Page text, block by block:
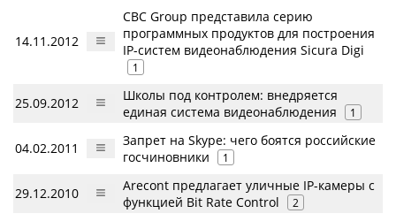
14.11.2012
CBC Group представила серию
программных продуктов для построения
IP-систем видеонаблюдения Sicura Digi
1
25.09.2012
Школы под контролем: внедряется
единая система видеонаблюдения
1
04.02.2011
Запрет на Skype: чего боятся российские
госчиновники
1
29.12.2010
Arecont предлагает уличные IP-камеры с
функцией Bit Rate Control
2